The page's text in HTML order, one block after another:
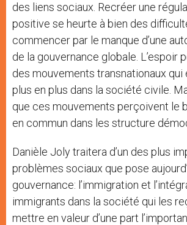
des liens sociaux. Recréer une
positive se heurte à bien des
commencer par le manque d’une
de la gouvernance globale. L’espoir
des mouvements transnationaux qui
plus en plus dans la société civile.
que ces mouvements perçoivent le
en commun dans les structure
Danièle Joly traitera d’un des plus
problèmes sociaux que pose
gouvernance: l’immigration et
immigrants dans la société qui les
mettre en valeur d’une part